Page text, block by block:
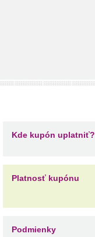
Kde kupón uplatniť?
Platnosť kupónu
Podmienky